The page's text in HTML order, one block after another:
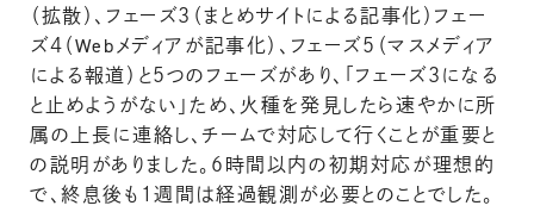
（拡散）、フェーズ３（まとめサイトによる記事化）フェー
ズ４（Webメディアが記事化）、フェーズ５（マスメディア
による報道）と５つのフェーズがあり、「フェーズ３になる
と止めようがない」ため、火種を発見したら速やかに所
属の上長に連絡し、チームで対応して行くことが重要と
の説明がありました。６時間以内の初期対応が理想的
で、終息後も１週間は経過観測が必要とのことでした。